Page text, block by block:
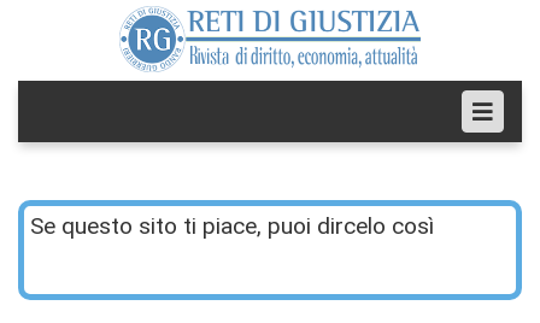
Se questo sito ti piace, puoi dircelo così